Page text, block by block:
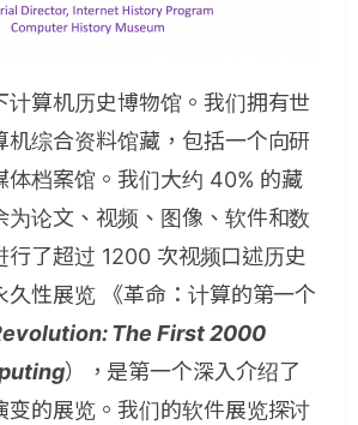
计算机历史博物馆。我们拥有世
机综合资料馆藏，包括一个向研
体档案馆。我们大约 40% 的藏
为论文、视频、图像、软件和数
行了超过 1200 次视频口述历史
久性展览 《革命：计算的第一个
The First 2000
），是第一个深入介绍了
变的展览。我们的软件展览探讨